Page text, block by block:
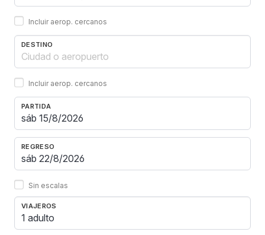
Incluir aerop. cercanos
DESTINO
Incluir aerop. cercanos
PARTIDA
REGRESO
Sin escalas
VIAJEROS
1 adulto